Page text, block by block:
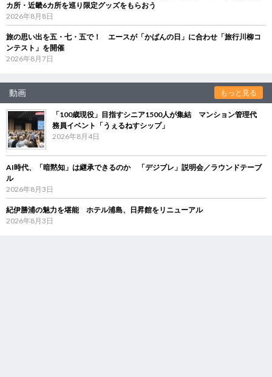
カ所・近畿6カ所を巡り限定グッズをもらおう
2026年8月8日
旅の思い出を五・七・五で！ エースが「かばんの日」に合わせ「旅行川柳コ
ンテスト」を開催
2026年8月7日
動画 もっと見る
「100歳現役」目指すシニア1500人が集結 マンション管理代
務員イベント「うぇるねすシップ」
2026年8月4日
AI時代、「暗黙知」は継承できるのか 「デジブレ」説明会／ラウンドテーブ
ル
2026年8月3日
紀伊勝浦の魅力を堪能 ホテル浦島、日昇館をリニューアル
2026年8月3日